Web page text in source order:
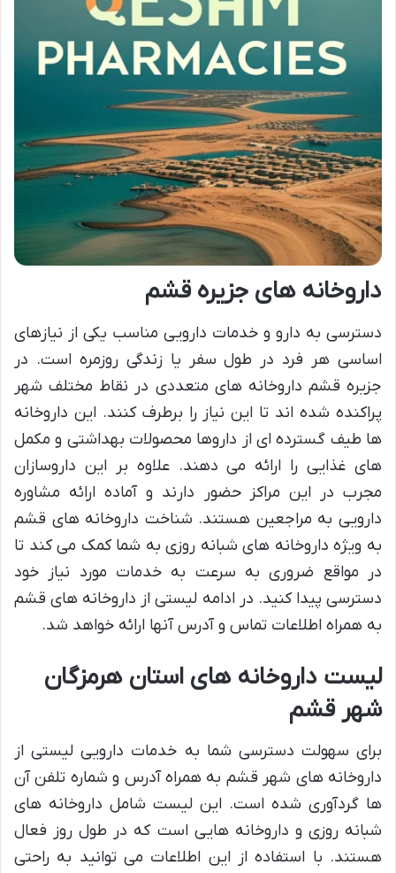
داروخانه های جزیره قشم
دسترسی به دارو و خدمات دارویی مناسب یکی از نیازهای
اساسی هر فرد در طول سفر یا زندگی روزمره است. در
جزیره قشم داروخانه های متعددی در نقاط مختلف شهر
پراکنده شده اند تا این نیاز را برطرف کنند. این داروخانه
ها طیف گسترده ای از داروها محصولات بهداشتی و مکمل
های غذایی را ارائه می دهند. علاوه بر این داروسازان
مجرب در این مراکز حضور دارند و آماده ارائه مشاوره
دارویی به مراجعین هستند. شناخت داروخانه های قشم
به ویژه داروخانه های شبانه روزی به شما کمک می کند تا
در مواقع ضروری به سرعت به خدمات مورد نیاز خود
دسترسی پیدا کنید. در ادامه لیستی از داروخانه های قشم
به همراه اطلاعات تماس و آدرس آنها ارائه خواهد شد.
لیست داروخانه های استان هرمزگان
شهر قشم
برای سهولت دسترسی شما به خدمات دارویی لیستی از
داروخانه های شهر قشم به همراه آدرس و شماره تلفن آن
ها گردآوری شده است. این لیست شامل داروخانه های
شبانه روزی و داروخانه هایی است که در طول روز فعال
هستند. با استفاده از این اطلاعات می توانید به راحتی